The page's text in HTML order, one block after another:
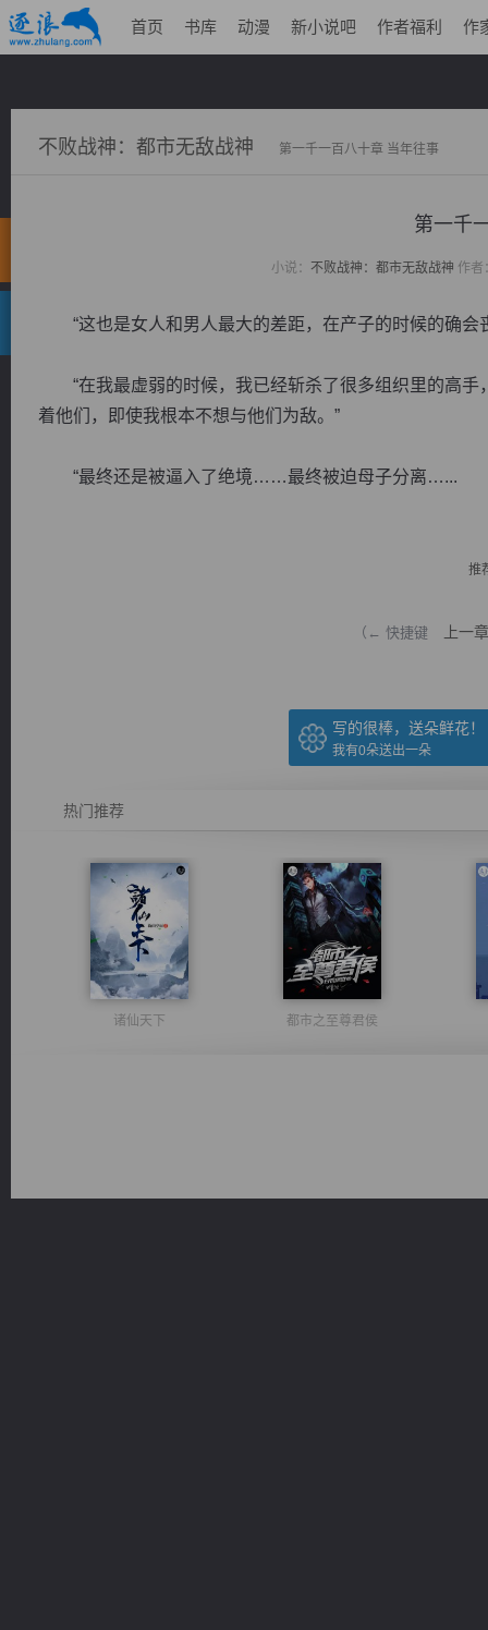
首页 书库 动漫 新小说吧 作者福利 作
不败战神：都市无敌战神 第一千一百八十章 当年往事
第一千
小说： 不败战神：都市无敌战神 作者
“这也是女人和男人最大的差距，在产子的时候的确会
“在我最虚弱的时候，我已经斩杀了很多组织里的高手
着他们，即使我根本不想与他们为敌。”
“最终还是被逼入了绝境……最终被迫母子分离…...
推
（← 快捷键 上一章
写的很棒，送朵鲜花！
我有0朵送出一朵
热门推荐
诸仙天下 都市之至尊君侯